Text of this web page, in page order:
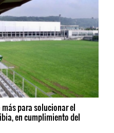
para solucionar el
en cumplimiento del